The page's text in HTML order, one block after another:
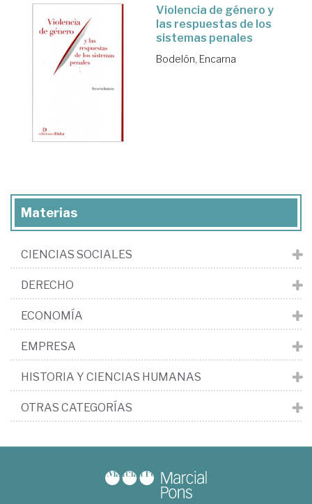
Violencia de género y
las respuestas de los
sistemas penales
Bodelón, Encarna
Materias
CIENCIAS SOCIALES
DERECHO
ECONOMÍA
EMPRESA
HISTORIA Y CIENCIAS HUMANAS
OTRAS CATEGORÍAS